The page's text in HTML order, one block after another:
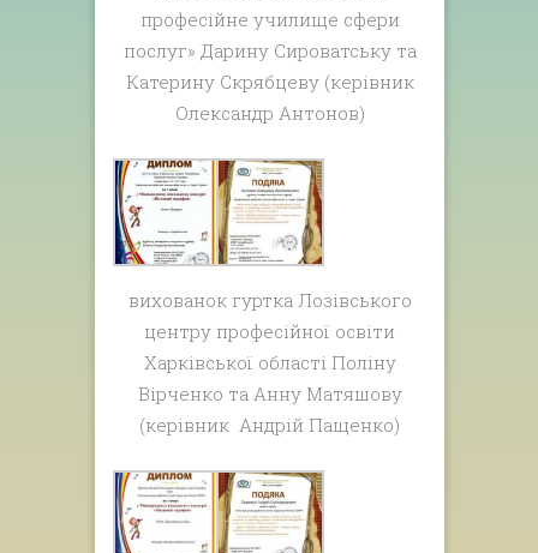
професійне училище сфери
послуг» Дарину Сироватську та
Катерину Скрябцеву (керівник
Олександр Антонов)
вихованок гуртка Лозівського
центру професійної освіти
Харківської області Поліну
Вірченко та Анну Матяшову
(керівник Андрій Пащенко)